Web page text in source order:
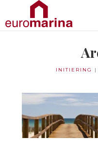
INITIERING |